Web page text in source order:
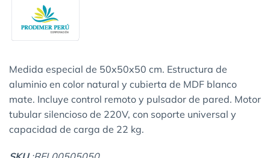
Medida especial de 50x50x50 cm. Estructura de
aluminio en color natural y cubierta de MDF blanco
mate. Incluye control remoto y pulsador de pared. Motor
tubular silencioso de 220V, con soporte universal y
capacidad de carga de 22 kg.